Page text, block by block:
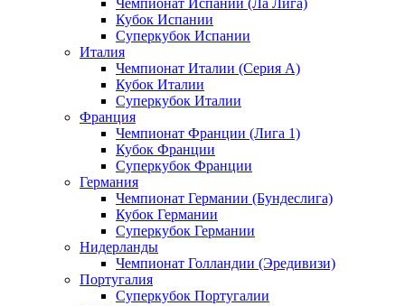
Чемпионат Испании (Ла Лига)
Кубок Испании
Суперкубок Испании
Италия
Чемпионат Италии (Серия А)
Кубок Италии
Суперкубок Италии
Франция
Чемпионат Франции (Лига 1)
Кубок Франции
Суперкубок Франции
Германия
Чемпионат Германии (Бундеслига)
Кубок Германии
Суперкубок Германии
Нидерланды
Чемпионат Голландии (Эредивизи)
Португалия
Суперкубок Португалии